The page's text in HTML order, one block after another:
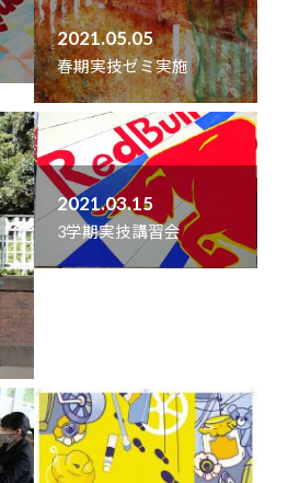
2021.05.05
春期実技ゼミ実施
2021.03.15
3学期実技講習会